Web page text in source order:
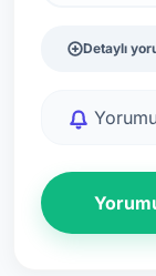
Detaylı